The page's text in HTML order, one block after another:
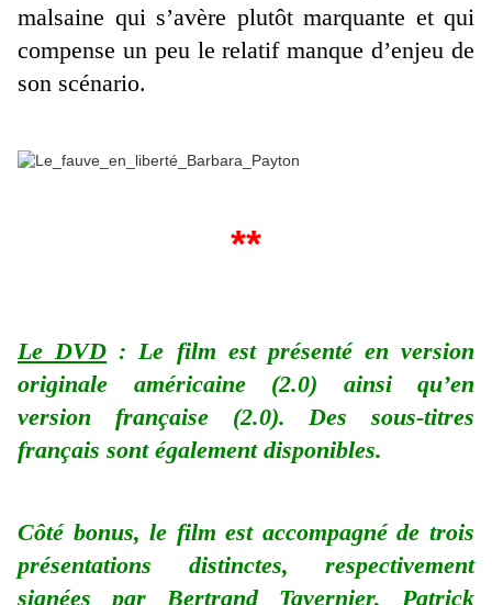
malsaine qui s’avère plutôt marquante et qui
compense un peu le relatif manque d’enjeu de
son scénario.
**
Le DVD : Le film est présenté en version
originale américaine (2.0) ainsi qu’en
version française (2.0). Des sous-titres
français sont également disponibles.
Côté bonus, le film est accompagné de trois
présentations distinctes, respectivement
signées par Bertrand Tavernier, Patrick